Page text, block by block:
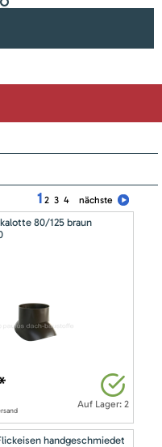
1 2 3 4 nächste
80/125 braun
Auf Lager: 2
handgeschmiedet